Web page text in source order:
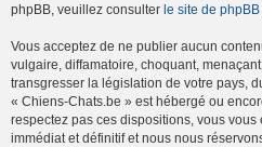
phpBB, veuillez consulter le site de phpBB
Vous acceptez de ne publier aucun
vulgaire, diffamatoire, choquant,
transgresser la législation de votre pays,
« Chiens-Chats.be » est hébergé ou
respectez pas ces dispositions, vous
immédiat et définitif et nous nous